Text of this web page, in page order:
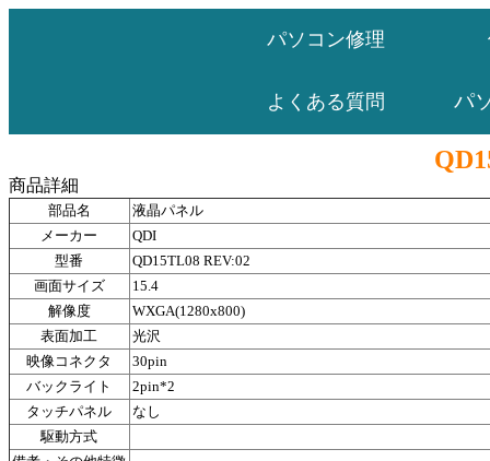
パソコン修理
よくある質問 パ
商品詳細
部品名
液晶パネル
メーカー
QDI
型番
QD15TL08 REV:02
画面サイズ
15.4
解像度
WXGA(1280x800)
表面加工
光沢
映像コネクタ
30pin
バックライト
2pin*2
タッチパネル
なし
駆動方式